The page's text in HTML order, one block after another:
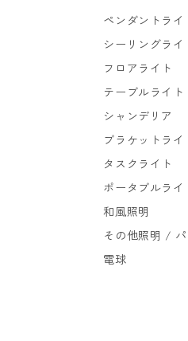
ペンダントライ
シーリングライ
フロアライト
テーブルライト
シャンデリア
ブラケットライ
タスクライト
ポータブルライ
和風照明
その他照明 / パ
電球